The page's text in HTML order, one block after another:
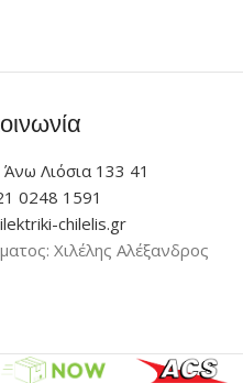
Λιόσια 133 41
0248 1591
chilelis.gr
Χιλέλης Αλέξανδρος